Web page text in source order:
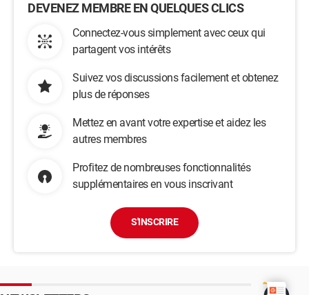
DEVENEZ MEMBRE EN QUELQUES CLICS
Connectez-vous simplement avec ceux qui
partagent vos intérêts
Suivez vos discussions facilement et obtenez
plus de réponses
Mettez en avant votre expertise et aidez les
autres membres
Profitez de nombreuses fonctionnalités
supplémentaires en vous inscrivant
S'INSCRIRE